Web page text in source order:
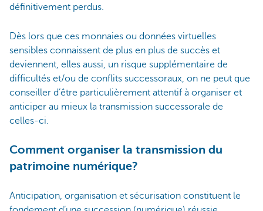
définitivement perdus.
Dès lors que ces monnaies ou données virtuelles
sensibles connaissent de plus en plus de succès et
deviennent, elles aussi, un risque supplémentaire de
difficultés et/ou de conflits successoraux, on ne peut que
conseiller d’être particulièrement attentif à organiser et
anticiper au mieux la transmission successorale de
celles-ci.
Comment organiser la transmission du
patrimoine numérique?
Anticipation, organisation et sécurisation constituent le